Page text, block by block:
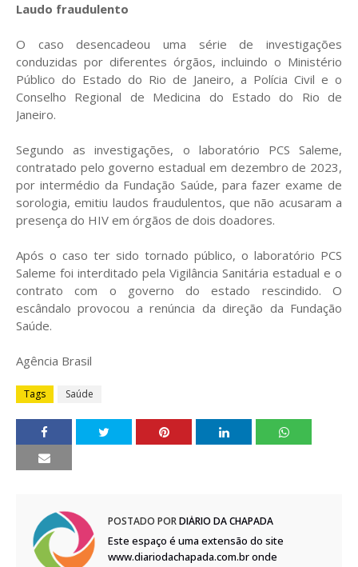
Laudo fraudulento
O caso desencadeou uma série de investigações
conduzidas por diferentes órgãos, incluindo o Ministério
Público do Estado do Rio de Janeiro, a Polícia Civil e o
Conselho Regional de Medicina do Estado do Rio de
Janeiro.
Segundo as investigações, o laboratório PCS Saleme,
contratado pelo governo estadual em dezembro de 2023,
por intermédio da Fundação Saúde, para fazer exame de
sorologia, emitiu laudos fraudulentos, que não acusaram a
presença do HIV em órgãos de dois doadores.
Após o caso ter sido tornado público, o laboratório PCS
Saleme foi interditado pela Vigilância Sanitária estadual e o
contrato com o governo do estado rescindido. O
escândalo provocou a renúncia da direção da Fundação
Saúde.
Agência Brasil
Tags Saúde
POSTADO PORDIÁRIO DA CHAPADA
Este espaço é uma extensão do site
www.diariodachapada.com.br onde